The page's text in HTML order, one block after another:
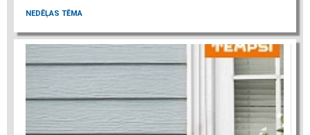
NEDĒĻAS TĒMA